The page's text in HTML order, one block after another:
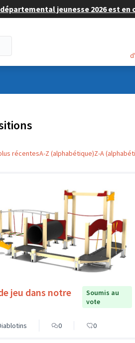
jeunesse 2026 est en
récentesA-Z (alphabétique)Z-A
jeu dans notre
Soumis au
vote
0 0